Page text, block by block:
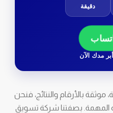
دقيقة
مدك الآن
موثقة بالأرقام والنتائج، فنحن
المهمة. بصفتنا شركة تسويق